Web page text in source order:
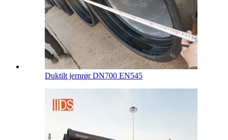
Duktilt jernrør DN700 EN545